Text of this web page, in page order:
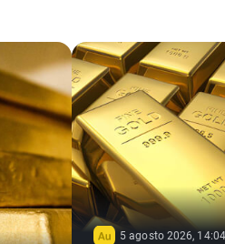
5 agosto 2026, 14:04